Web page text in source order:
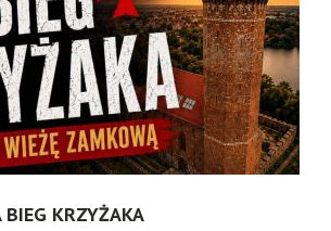
KRZYŻAKA